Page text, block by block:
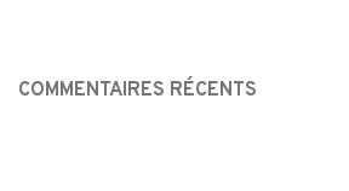
COMMENTAIRES RÉCENTS